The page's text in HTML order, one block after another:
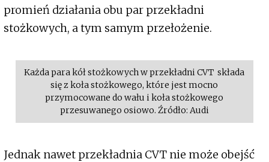
promień działania obu par przekładni
stożkowych, a tym samym przełożenie.
Każda para kół stożkowych w przekładni CVT składa
się z koła stożkowego, które jest mocno
przymocowane do wału i koła stożkowego
przesuwanego osiowo. Źródło: Audi
Jednak nawet przekładnia CVT nie może obejść